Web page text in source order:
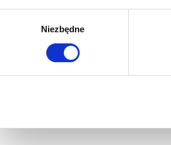
Niezbędne
+0% VAT (1350 brutto / 1 os.)